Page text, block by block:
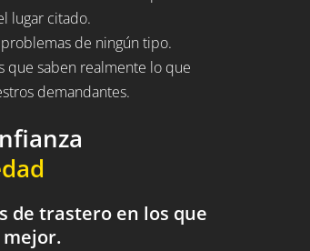
lugar citado.
de ningún tipo.
que saben realmente lo que
demandantes.
de trastero en los que